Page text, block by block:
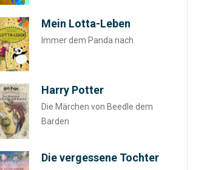
Mein Lotta-Leben
Immer dem Panda nach
Harry Potter
Die Märchen von Beedle dem
Barden
Die vergessene Tochter